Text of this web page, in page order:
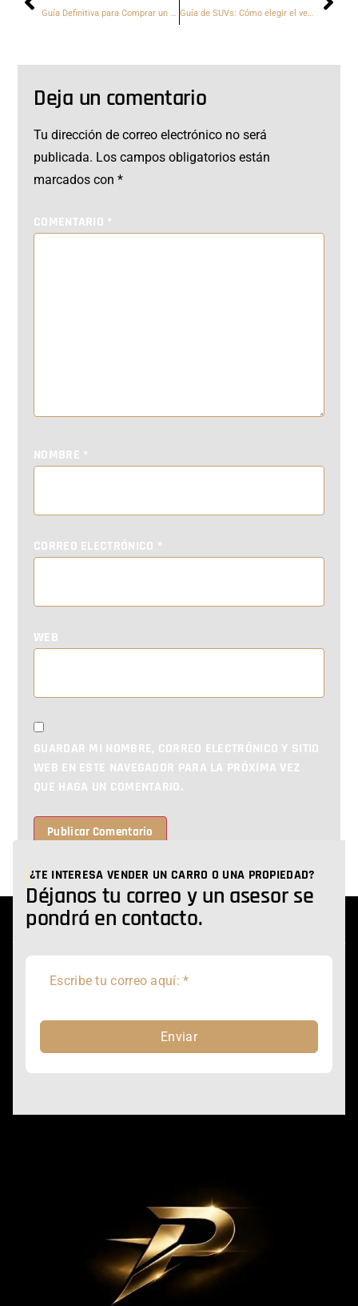
Guía Definitiva para Comprar un Carro Usado en Medellín (Guía 2025) Guía de SUVs: Cómo elegir el vehículo ideal para las lomas de Medellín y Antioquia
Deja un comentario
Tu dirección de correo electrónico no será
publicada. Los campos obligatorios están
marcados con *
COMENTARIO *
NOMBRE *
CORREO ELECTRÓNICO *
WEB
GUARDAR MI NOMBRE, CORREO ELECTRÓNICO Y SITIO
WEB EN ESTE NAVEGADOR PARA LA PRÓXIMA VEZ
QUE HAGA UN COMENTARIO.
¿TE INTERESA VENDER UN CARRO O UNA PROPIEDAD?
Déjanos tu correo y un asesor se
pondrá en contacto.
Enviar